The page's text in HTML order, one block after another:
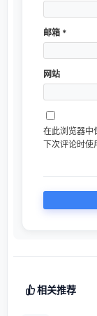
邮箱 *
网站
在此浏览器中
下次评论时使
相关推荐